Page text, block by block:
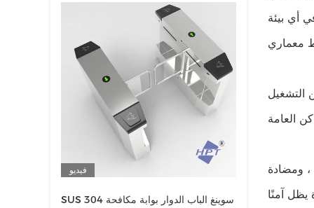
فيديو
SUS 304 سوينغ الباب الدوار بوابة مكافحة
أي بيئة
التشغيل
، ومضادة